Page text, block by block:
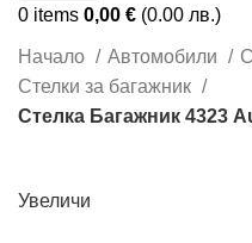
0 items 0,00 € (0.00 лв.)
Начало Автомобили
Стелки за багажник
Стелка Багажник 4323
Увеличи